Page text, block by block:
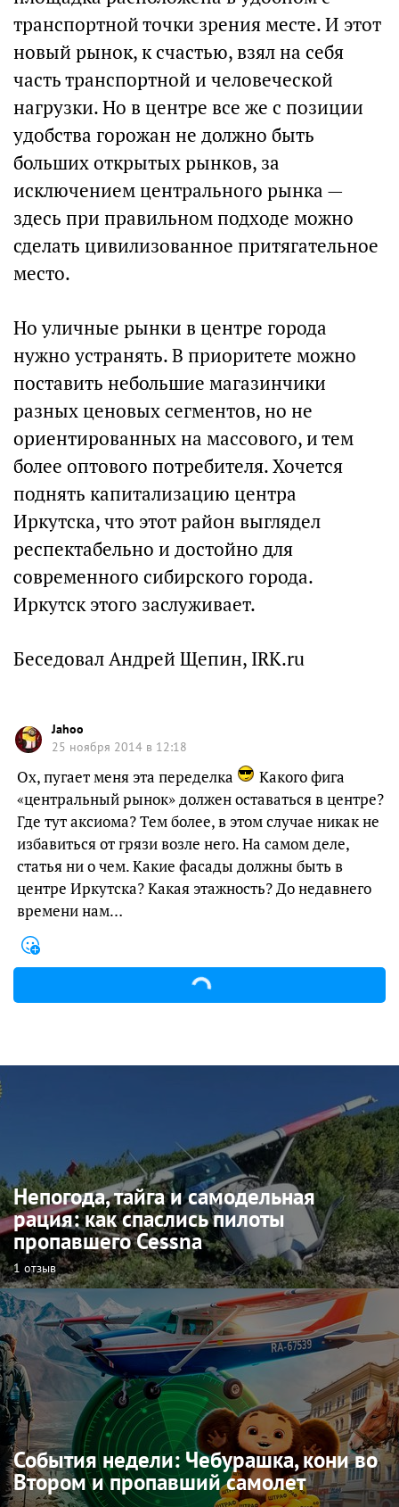
транспортной точки зрения месте. И этот
новый рынок, к счастью, взял на себя
часть транспортной и человеческой
нагрузки. Но в центре все же с позиции
удобства горожан не должно быть
больших открытых рынков, за
исключением центрального рынка —
здесь при правильном подходе можно
сделать цивилизованное притягательное
место.
Но уличные рынки в центре города
нужно устранять. В приоритете можно
поставить небольшие магазинчики
разных ценовых сегментов, но не
ориентированных на массового, и тем
более оптового потребителя. Хочется
поднять капитализацию центра
Иркутска, что этот район выглядел
респектабельно и достойно для
современного сибирского города.
Иркутск этого заслуживает.
Беседовал Андрей Щепин, IRK.ru
Jahoo
25 ноября 2014 в 12:18
Ох, пугает меня эта переделка
Какого фига
«центральный рынок» должен оставаться в центре?
Где тут аксиома? Тем более, в этом случае никак не
избавиться от грязи возле него. На самом деле,
статья ни о чем. Какие фасады должны быть в
центре Иркутска? Какая этажность? До недавнего
времени нам…
Непогода, тайга и самодельная
рация: как спаслись пилоты
пропавшего Cessna
1 отзыв
События недели: Чебурашка, кони во
Втором и пропавший самолет